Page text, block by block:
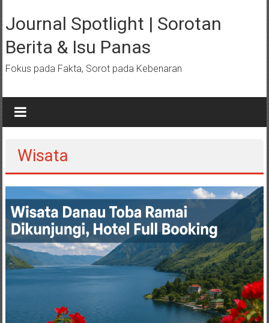
konten
Journal Spotlight | Sorotan
Berita & Isu Panas
Fokus pada Fakta, Sorot pada Kebenaran
Wisata